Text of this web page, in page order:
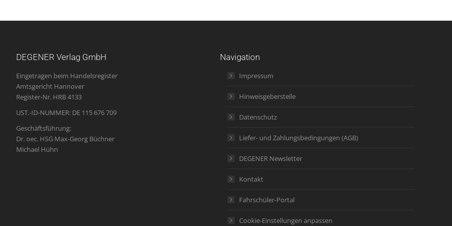
DEGENER Verlag GmbH
Eingetragen beim Handelsregister
Amtsgericht Hannover
Register-Nr. HRB 4133
UST.-ID-NUMMER: DE 115 676 709
Geschäftsführung:
Dr. oec. HSG Max-Georg Büchner
Michael Hühn
Navigation
Impressum
Hinweisgeberstelle
Datenschutz
Liefer- und Zahlungsbedingungen (AGB)
DEGENER Newsletter
Kontakt
Fahrschüler-Portal
Cookie-Einstellungen anpassen